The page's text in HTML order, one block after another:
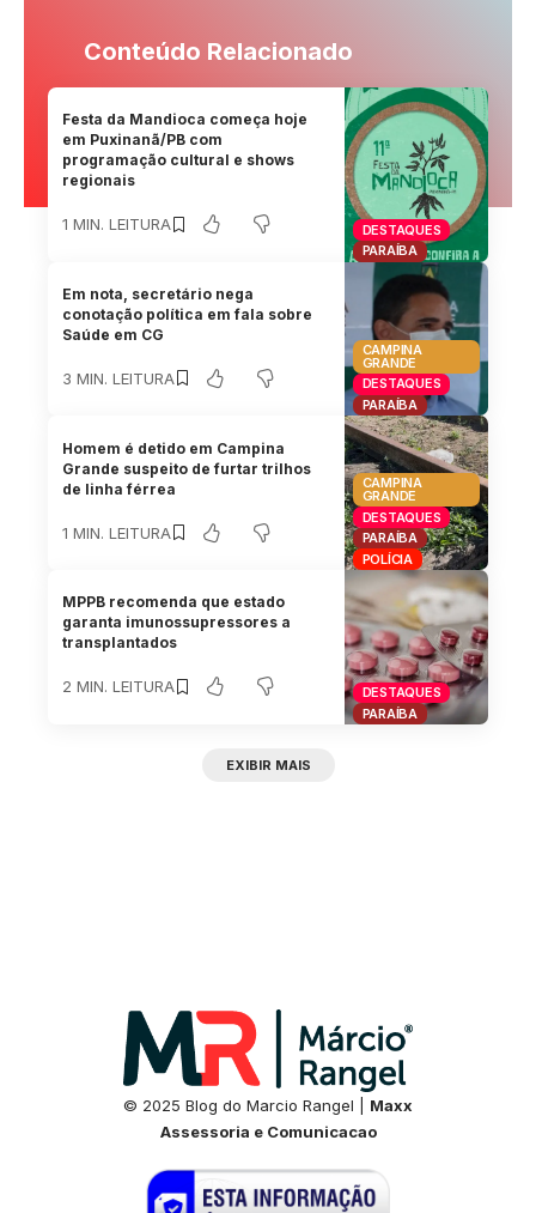
Conteúdo Relacionado
DESTAQUES
PARAÍBA
Festa da Mandioca começa hoje
em Puxinanã/PB com
programação cultural e shows
regionais
1 MIN. LEITURA
CAMPINA
GRANDE
DESTAQUES
PARAÍBA
Em nota, secretário nega
conotação política em fala sobre
Saúde em CG
3 MIN. LEITURA
CAMPINA
GRANDE
DESTAQUES
PARAÍBA
POLÍCIA
Homem é detido em Campina
Grande suspeito de furtar trilhos
de linha férrea
1 MIN. LEITURA
DESTAQUES
PARAÍBA
MPPB recomenda que estado
garanta imunossupressores a
transplantados
2 MIN. LEITURA
EXIBIR MAIS
© 2025 Blog do Marcio Rangel | Maxx
Assessoria e Comunicacao